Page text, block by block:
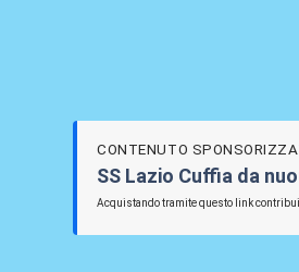
CONTENUTO
SS Lazio Cuffia da
Acquistando tramite questo link